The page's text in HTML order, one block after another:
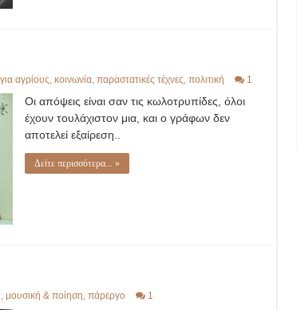
αγρίους, κοινωνία, παραστατικές τέχνες, πολιτική 1
Οι απόψεις είναι σαν τις κωλοτρυπίδες, όλοι
έχουν τουλάχιστον μια, και ο γράφων δεν
αποτελεί εξαίρεση..
Δείτε περισσότερα... »
, μουσική & ποίηση, πάρεργο 1